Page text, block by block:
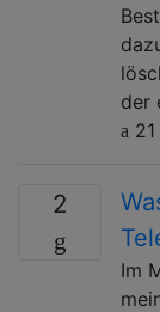
der
21
2
Im